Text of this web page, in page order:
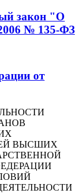
закон "О
№ 135-ФЗ
от
ВЫСШИХ